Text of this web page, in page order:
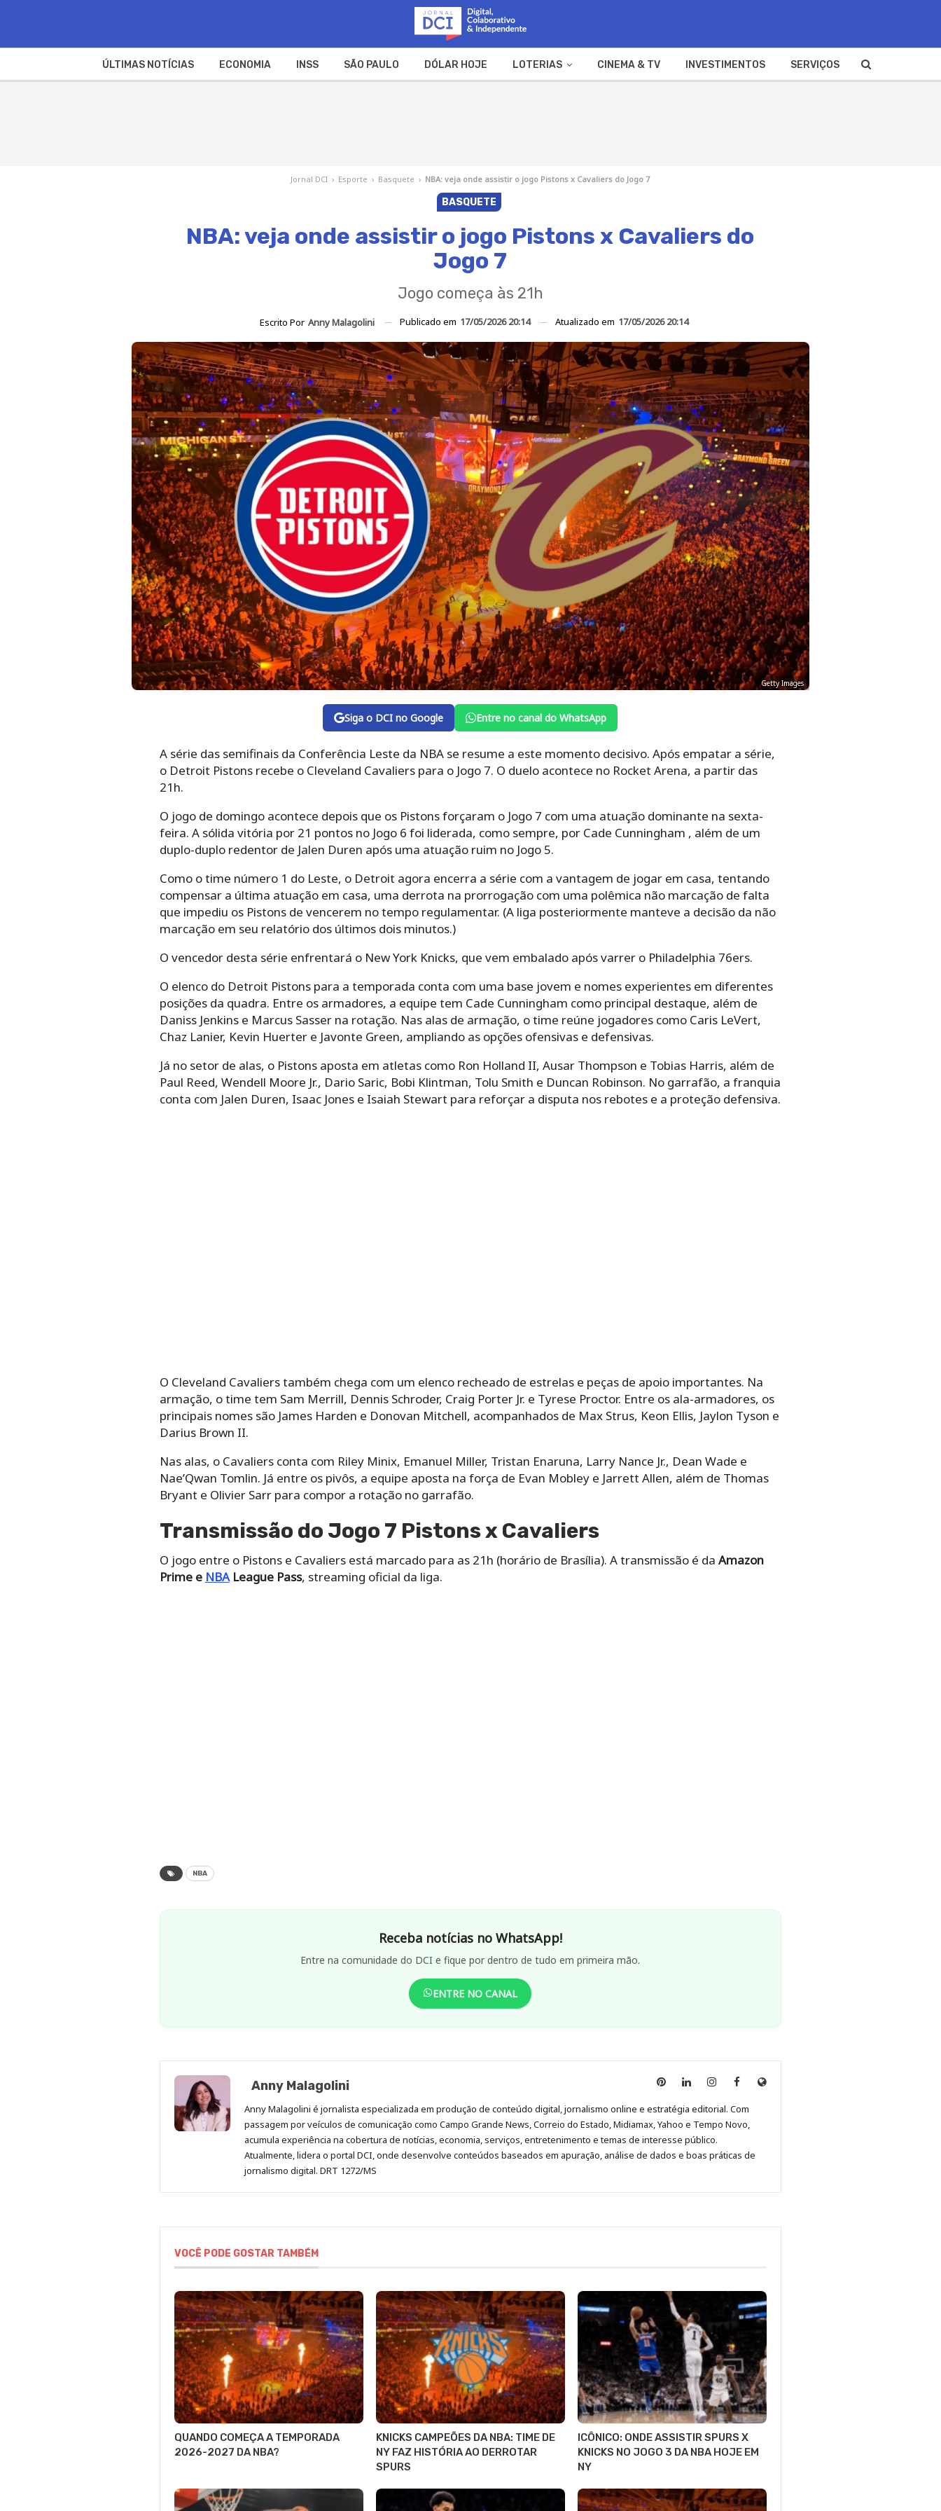
ÚLTIMAS NOTÍCIAS ECONOMIA INSS SÃO PAULO DÓLAR HOJE LOTERIAS CINEMA & TV INVESTIMENTOS SERVIÇOS
Jornal DCI › Esporte › Basquete › NBA: veja onde assistir o jogo Pistons x Cavaliers do Jogo 7
BASQUETE
NBA: veja onde assistir o jogo Pistons x Cavaliers do
Jogo 7
Jogo começa às 21h
Escrito Por Anny Malagolini Publicado em 17/05/2026 20:14 Atualizado em 17/05/2026 20:14
Getty Images
Siga o DCI no Google Entre no canal do WhatsApp
A série das semifinais da Conferência Leste da NBA se resume a este momento decisivo. Após empatar a série,
o Detroit Pistons recebe o Cleveland Cavaliers para o Jogo 7. O duelo acontece no Rocket Arena, a partir das
21h.
O jogo de domingo acontece depois que os Pistons forçaram o Jogo 7 com uma atuação dominante na sexta-
feira. A sólida vitória por 21 pontos no Jogo 6 foi liderada, como sempre, por Cade Cunningham , além de um
duplo-duplo redentor de Jalen Duren após uma atuação ruim no Jogo 5.
Como o time número 1 do Leste, o Detroit agora encerra a série com a vantagem de jogar em casa, tentando
compensar a última atuação em casa, uma derrota na prorrogação com uma polêmica não marcação de falta
que impediu os Pistons de vencerem no tempo regulamentar. (A liga posteriormente manteve a decisão da não
marcação em seu relatório dos últimos dois minutos.)
O vencedor desta série enfrentará o New York Knicks, que vem embalado após varrer o Philadelphia 76ers.
O elenco do Detroit Pistons para a temporada conta com uma base jovem e nomes experientes em diferentes
posições da quadra. Entre os armadores, a equipe tem Cade Cunningham como principal destaque, além de
Daniss Jenkins e Marcus Sasser na rotação. Nas alas de armação, o time reúne jogadores como Caris LeVert,
Chaz Lanier, Kevin Huerter e Javonte Green, ampliando as opções ofensivas e defensivas.
Já no setor de alas, o Pistons aposta em atletas como Ron Holland II, Ausar Thompson e Tobias Harris, além de
Paul Reed, Wendell Moore Jr., Dario Saric, Bobi Klintman, Tolu Smith e Duncan Robinson. No garrafão, a franquia
conta com Jalen Duren, Isaac Jones e Isaiah Stewart para reforçar a disputa nos rebotes e a proteção defensiva.
O Cleveland Cavaliers também chega com um elenco recheado de estrelas e peças de apoio importantes. Na
armação, o time tem Sam Merrill, Dennis Schroder, Craig Porter Jr. e Tyrese Proctor. Entre os ala-armadores, os
principais nomes são James Harden e Donovan Mitchell, acompanhados de Max Strus, Keon Ellis, Jaylon Tyson e
Darius Brown II.
Nas alas, o Cavaliers conta com Riley Minix, Emanuel Miller, Tristan Enaruna, Larry Nance Jr., Dean Wade e
Nae’Qwan Tomlin. Já entre os pivôs, a equipe aposta na força de Evan Mobley e Jarrett Allen, além de Thomas
Bryant e Olivier Sarr para compor a rotação no garrafão.
Transmissão do Jogo 7 Pistons x Cavaliers
O jogo entre o Pistons e Cavaliers está marcado para as 21h (horário de Brasília). A transmissão é da Amazon
Prime e NBALeague Pass, streaming oficial da liga.
NBA
Receba notícias no WhatsApp!
Entre na comunidade do DCI e fique por dentro de tudo em primeira mão.
ENTRE NO CANAL
Anny Malagolini
Anny
no
Pinterest
Anny
no
LinkedIn
Anny
no
Instagram
Anny
no
Facebook
Site
Anny Malagolini é jornalista especializada em produção de conteúdo digital, jornalismo online e estratégia editorial. Com
passagem por veículos de comunicação como Campo Grande News, Correio do Estado, Midiamax, Yahoo e Tempo Novo,
acumula experiência na cobertura de notícias, economia, serviços, entretenimento e temas de interesse público.
Atualmente, lidera o portal DCI, onde desenvolve conteúdos baseados em apuração, análise de dados e boas práticas de
jornalismo digital. DRT 1272/MS
VOCÊ PODE GOSTAR TAMBÉM
QUANDO COMEÇA A TEMPORADA
2026-2027 DA NBA?
KNICKS CAMPEÕES DA NBA: TIME DE
NY FAZ HISTÓRIA AO DERROTAR
SPURS
ICÔNICO: ONDE ASSISTIR SPURS X
KNICKS NO JOGO 3 DA NBA HOJE EM
NY